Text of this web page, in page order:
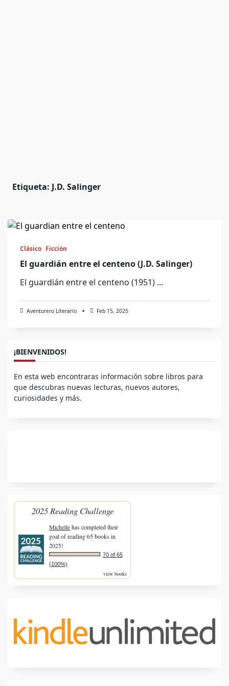
Etiqueta: J.D. Salinger
Clásico Ficción
El guardián entre el centeno (J.D. Salinger)
El guardián entre el centeno (1951) ...
Aventurero Literario Feb 15, 2025
¡BIENVENIDOS!
En esta web encontraras información sobre libros para
que descubras nuevas lecturas, nuevos autores,
curiosidades y más.
2025 Reading Challenge
Michellehas completed their
goal of reading 65 books in
2025!
70 of 65
(100%)
view books